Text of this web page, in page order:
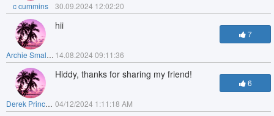
c cummins 30.09.2024 12:02:20
Archie Smallwood
hii
14.08.2024 09:11:36
7
Derek Prince Weems Music
Hiddy, thanks for sharing my friend!
04/12/2024 1:11:18 AM
6